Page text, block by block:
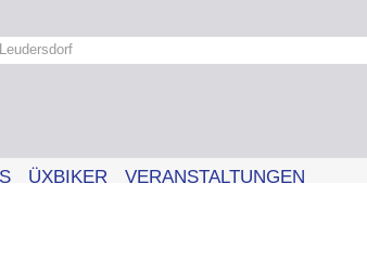
ÜXBIKER VERANSTALTUNGEN